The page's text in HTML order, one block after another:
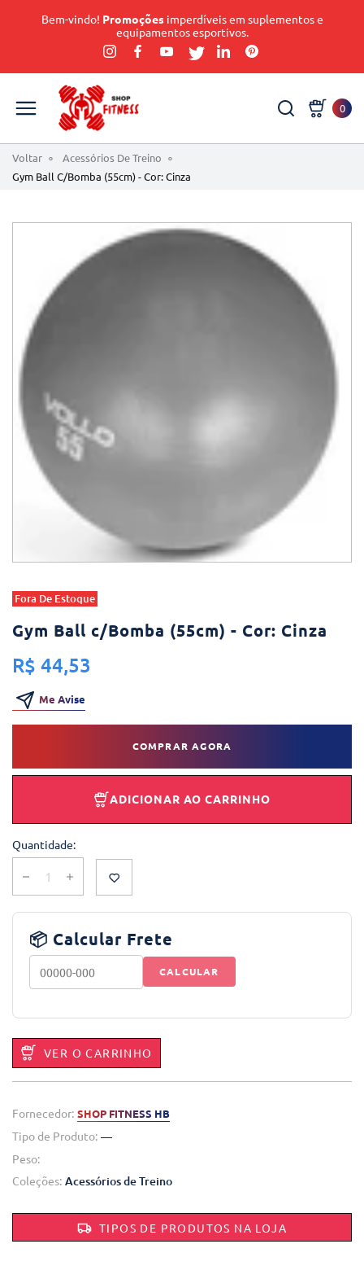
Bem-vindo! Promoçõesimperdíveis em suplementos e
equipamentos esportivos.
0
Voltar
Acessórios De Treino
Gym Ball C/Bomba (55cm) - Cor: Cinza
Fora De Estoque
Gym Ball c/Bomba (55cm) - Cor: Cinza
R$ 44,53
Me Avise
COMPRAR AGORA
ADICIONAR AO CARRINHO
Quantidade:
📦 Calcular Frete
CALCULAR
VER O CARRINHO
Fornecedor: SHOP FITNESS HB
Tipo de Produto: —
Peso:
Coleções: Acessórios de Treino
TIPOS DE PRODUTOS NA LOJA